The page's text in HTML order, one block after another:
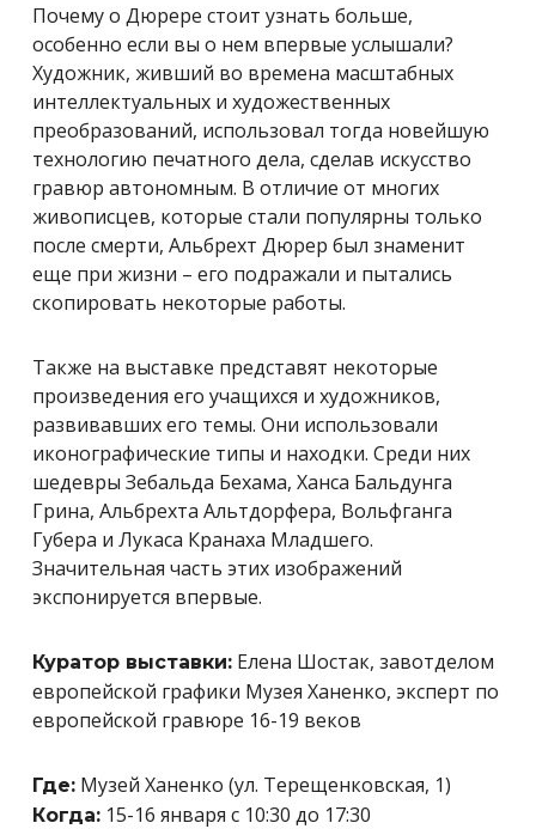
Почему о Дюрере стоит узнать больше,
особенно если вы о нем впервые услышали?
Художник, живший во времена масштабных
интеллектуальных и художественных
преобразований, использовал тогда новейшую
технологию печатного дела, сделав искусство
гравюр автономным. В отличие от многих
живописцев, которые стали популярны только
после смерти, Альбрехт Дюрер был знаменит
еще при жизни – его подражали и пытались
скопировать некоторые работы.
Также на выставке представят некоторые
произведения его учащихся и художников,
развивавших его темы. Они использовали
иконографические типы и находки. Среди них
шедевры Зебальда Бехама, Ханса Бальдунга
Грина, Альбрехта Альтдорфера, Вольфганга
Губера и Лукаса Кранаха Младшего.
Значительная часть этих изображений
экспонируется впервые.
Куратор выставки: Елена Шостак, завотделом
европейской графики Музея Ханенко, эксперт по
европейской гравюре 16-19 веков
Где: Музей Ханенко (ул. Терещенковская, 1)
Когда: 15-16 января с 10:30 до 17:30